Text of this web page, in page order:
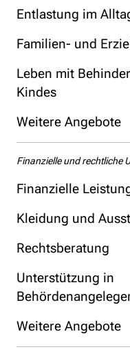
Entlastung im
Familien- und
Leben mit
Kindes
Weitere Angebote
Finanzielle und rechtliche
Finanzielle
Kleidung und
Rechtsberatung
Unterstützung in
Weitere Angebote